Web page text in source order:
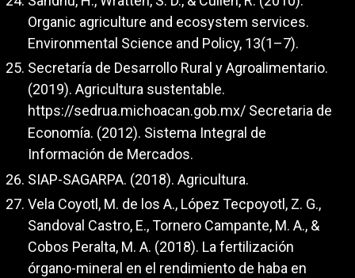
Organic agriculture and ecosystem services.
Environmental Science and Policy, 13(1–7).
Secretaría de Desarrollo Rural y Agroalimentario.
(2019). Agricultura sustentable.
https://sedrua.michoacan.gob.mx/ Secretaria de
Economía. (2012). Sistema Integral de
Información de Mercados.
SIAP-SAGARPA. (2018). Agricultura.
Vela Coyotl, M. de los A., López Tecpoyotl, Z. G.,
Sandoval Castro, E., Tornero Campante, M. A., &
Cobos Peralta, M. A. (2018). La fertilización
órgano-mineral en el rendimiento de haba en